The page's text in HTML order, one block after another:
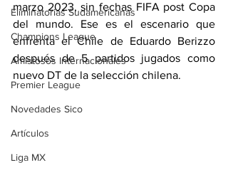
Eliminatorias Sudamericanas
Champions League
Amistosos Internacionales
Premier League
Novedades Sico
Artículos
Liga MX
marzo 2023, sin fechas FIFA post Copa
del mundo. Ese es el escenario que
enfrenta el Chile de Eduardo Berizzo
después de 5 partidos jugados como
nuevo DT de la selección chilena.